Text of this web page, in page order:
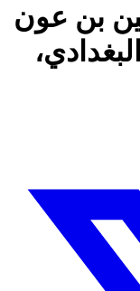
بن عون